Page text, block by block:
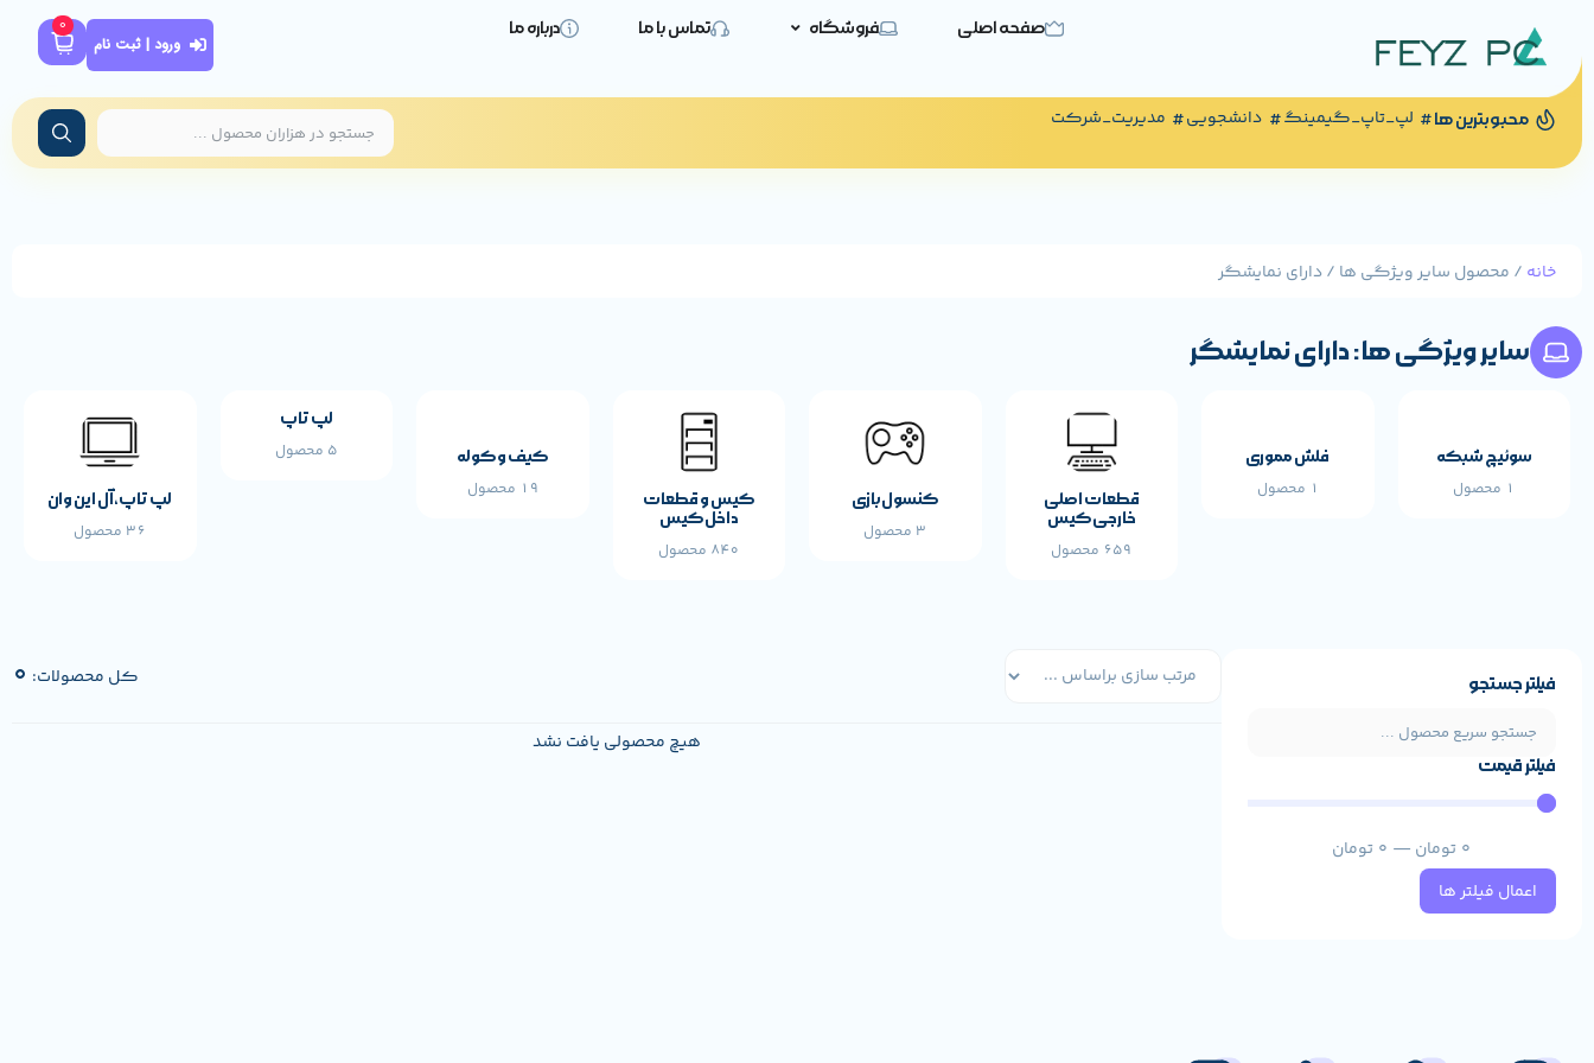
صفحه اصلی فروشگاه تماس با ما درباره ما
ورود | ثبت نام
0
محبوبترین ها لپ_تاپ_گیمینگ دانشجویی مدیریت_شرکت
خانه / محصول سایر ویژگی ها / دارای نمایشگر
سایر ویژگی ها: دارای نمایشگر
سوئیچ شبکه
1 محصول
فلش مموری
1 محصول
قطعات اصلی
خارجی کیس
659 محصول
کنسول بازی
3 محصول
کیس و قطعات
داخل کیس
840 محصول
کیف و کوله
19 محصول
لپ تاپ
5 محصول
لپ تاپ،آل این وان
36 محصول
فیلتر جستجو
فیلتر قیمت
0 تومان —
0 تومان
اعمال فیلتر ها
کل محصولات: 0
هیچ محصولی یافت نشد